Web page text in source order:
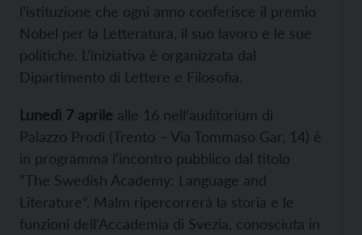
l’istituzione che ogni anno conferisce il premio
Nobel per la Letteratura, il suo lavoro e le sue
politiche. L’iniziativa è organizzata dal
Dipartimento di Lettere e Filosofia.
Lunedì 7 aprile alle 16 nell’auditorium di
Palazzo Prodi (Trento – Via Tommaso Gar, 14) è
in programma l’incontro pubblico dal titolo
“The Swedish Academy: Language and
Literature”. Malm ripercorrerà la storia e le
funzioni dell’Accademia di Svezia, conosciuta in